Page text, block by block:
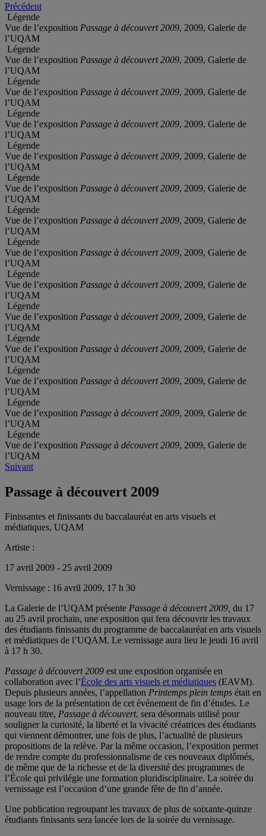
Précédent
Légende
Vue de l’exposition Passage à découvert 2009, 2009, Galerie de
l’UQAM
Légende
Vue de l’exposition Passage à découvert 2009, 2009, Galerie de
l’UQAM
Légende
Vue de l’exposition Passage à découvert 2009, 2009, Galerie de
l’UQAM
Légende
Vue de l’exposition Passage à découvert 2009, 2009, Galerie de
l’UQAM
Légende
Vue de l’exposition Passage à découvert 2009, 2009, Galerie de
l’UQAM
Légende
Vue de l’exposition Passage à découvert 2009, 2009, Galerie de
l’UQAM
Légende
Vue de l’exposition Passage à découvert 2009, 2009, Galerie de
l’UQAM
Légende
Vue de l’exposition Passage à découvert 2009, 2009, Galerie de
l’UQAM
Légende
Vue de l’exposition Passage à découvert 2009, 2009, Galerie de
l’UQAM
Légende
Vue de l’exposition Passage à découvert 2009, 2009, Galerie de
l’UQAM
Légende
Vue de l’exposition Passage à découvert 2009, 2009, Galerie de
l’UQAM
Légende
Vue de l’exposition Passage à découvert 2009, 2009, Galerie de
l’UQAM
Légende
Vue de l’exposition Passage à découvert 2009, 2009, Galerie de
l’UQAM
Légende
Vue de l’exposition Passage à découvert 2009, 2009, Galerie de
l’UQAM
Suivant
Passage à découvert 2009
Finissantes et finissants du baccalauréat en arts visuels et
médiatiques, UQAM
Artiste :
17 avril 2009 - 25 avril 2009
Vernissage : 16 avril 2009, 17 h 30
La Galerie de l’UQAM présente Passage à découvert 2009, du 17
au 25 avril prochain, une exposition qui fera découvrir les travaux
des étudiants finissants du programme de baccalauréat en arts visuels
et médiatiques de l’UQAM. Le vernissage aura lieu le jeudi 16 avril
à 17 h 30.
Passage à découvert 2009 est une exposition organisée en
collaboration avec l’École des arts visuels et médiatiques (EAVM).
Depuis plusieurs années, l’appellation Printemps plein temps était en
usage lors de la présentation de cet événement de fin d’études. Le
nouveau titre, Passage à découvert, sera désormais utilisé pour
souligner la curiosité, la liberté et la vivacité créatrices des étudiants
qui viennent démontrer, une fois de plus, l’actualité de plusieurs
propositions de la relève. Par la même occasion, l’exposition permet
de rendre compte du professionnalisme de ces nouveaux diplômés,
de même que de la richesse et de la diversité des programmes de
l’École qui privilégie une formation pluridisciplinaire. La soirée du
vernissage est l’occasion d’une grande fête de fin d’année.
Une publication regroupant les travaux de plus de soixante-quinze
étudiants finissants sera lancée lors de la soirée du vernissage.